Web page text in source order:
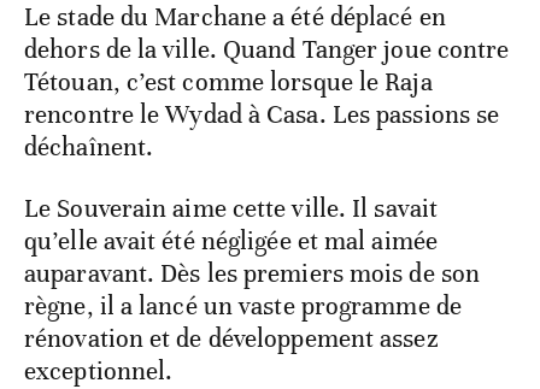
Le stade du Marchane a été déplacé en
dehors de la ville. Quand Tanger joue contre
Tétouan, c’est comme lorsque le Raja
rencontre le Wydad à Casa. Les passions se
déchaînent.
Le Souverain aime cette ville. Il savait
qu’elle avait été négligée et mal aimée
auparavant. Dès les premiers mois de son
règne, il a lancé un vaste programme de
rénovation et de développement assez
exceptionnel.